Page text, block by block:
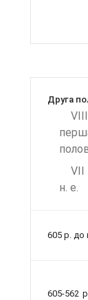
Друга
VII
н. е.
605 р. до
605-562